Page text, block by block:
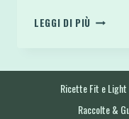
LEGGI DI PIÙ MUFFIN
Ricette Fit e Light
Raccolte &